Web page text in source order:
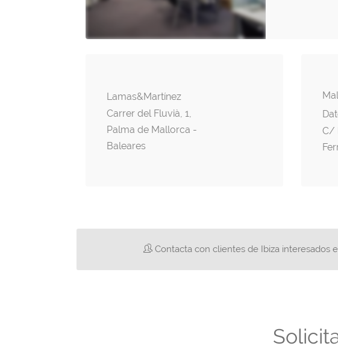
Lamas&Martínez
Carrer del Fluvià, 1,
Palma de Mallorca -
Baleares
C/
Contacta con clientes de Ibiza interesados